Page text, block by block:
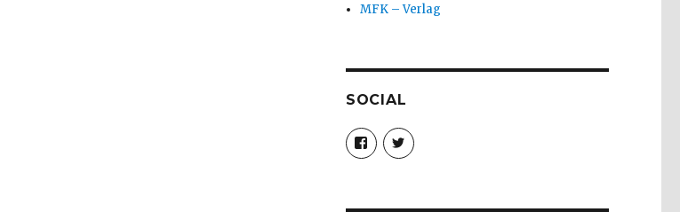
MFK – Verlag
SOCIAL
Profil
von
christoph.fleischer1
anzeigen
Profil
von
anzeigen